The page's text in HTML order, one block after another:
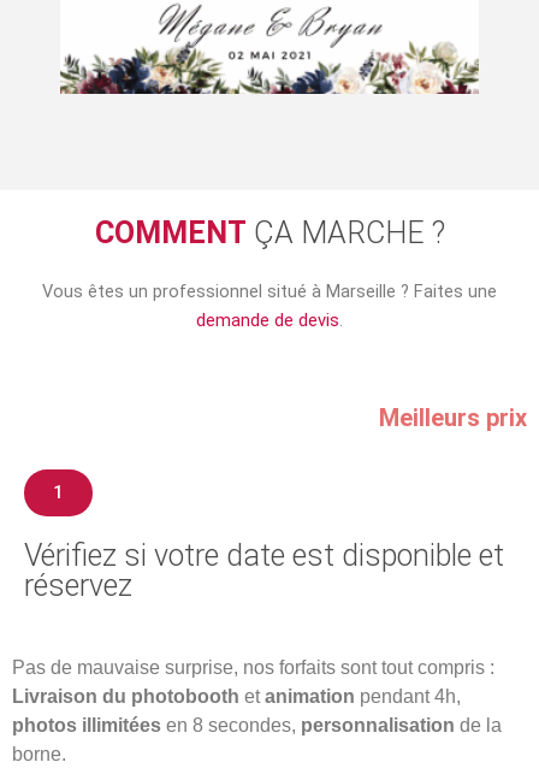
COMMENT ÇA MARCHE ?
Vous êtes un professionnel situé à Marseille ? Faites une
demande de devis.
Meilleurs prix
1
Vérifiez si votre date est disponible et
réservez​
Pas de mauvaise surprise, nos forfaits sont tout compris :
Livraison du photobooth etanimation pendant 4h,
photos illimitées en 8 secondes, personnalisation de la
borne.